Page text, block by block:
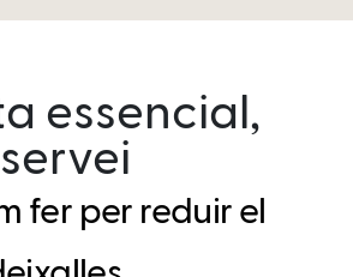
essencial,
fer per reduir el